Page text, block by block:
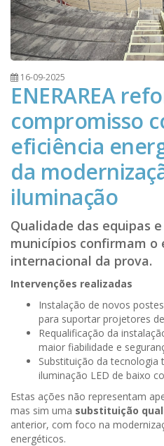
16-09-2025
ENERAREA
compromisso
eficiência
da
iluminação
Qualidade das equipas
municípios confirmam o
internacional da prova.
Intervenções realizadas
Instalação de novos
para suportar projetores
Requalificação da
maior fiabilidade e
Substituição da tecnologia
iluminação LED de baixo
Estas ações não representam
mas sim uma substituição
anterior, com foco na
energéticos.